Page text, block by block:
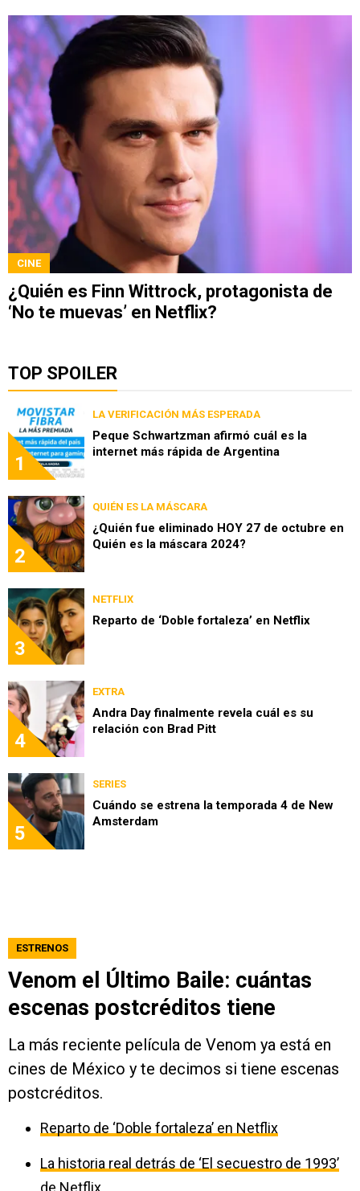
CINE
¿Quién es Finn Wittrock, protagonista de
‘No te muevas’ en Netflix?
TOP SPOILER
1
LA VERIFICACIÓN MÁS ESPERADA
Peque Schwartzman afirmó cuál es la
internet más rápida de Argentina
2
QUIÉN ES LA MÁSCARA
¿Quién fue eliminado HOY 27 de octubre en
Quién es la máscara 2024?
3
NETFLIX
Reparto de ‘Doble fortaleza’ en Netflix
4
EXTRA
Andra Day finalmente revela cuál es su
relación con Brad Pitt
5
SERIES
Cuándo se estrena la temporada 4 de New
Amsterdam
ESTRENOS
Venom el Último Baile: cuántas
escenas postcréditos tiene
La más reciente película de Venom ya está en
cines de México y te decimos si tiene escenas
postcréditos.
Reparto de ‘Doble fortaleza’ en Netflix
La historia real detrás de ‘El secuestro de 1993’
de Netflix